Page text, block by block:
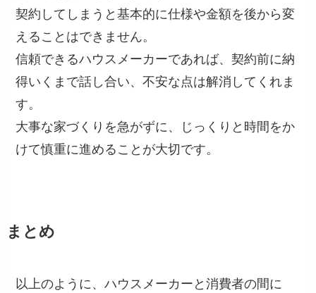
契約してしまうと基本的に仕様や金額を後から変
えることはできません。
信頼できるハウスメーカーであれば、契約前に納
得いくまで話し合い、不安な点は解消してくれま
す。
大事な家づくりを急がずに、じっくりと時間をか
けて慎重に進めることが大切です。
まとめ
以上のように、ハウスメーカーと消費者の間に